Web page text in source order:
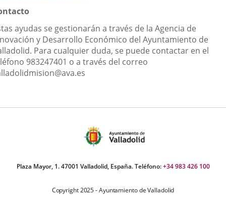
aplicación
externa.
aplicación
externa.
ayudas se gestionarán a través de la Agencia de
y Desarrollo Económico del Ayuntamiento de
Para cualquier duda, se puede contactar en el
983247401 o a través del correo
Plaza Mayor, 1. 47001 Valladolid, España. Teléfono:+34 983 426 100
Copyright 2025 - Ayuntamiento de Valladolid